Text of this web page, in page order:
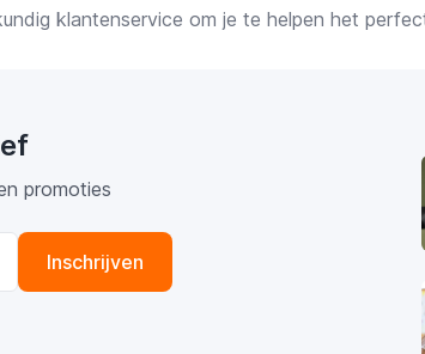
klantenservice om je te helpen het
promoties
Inschrijven